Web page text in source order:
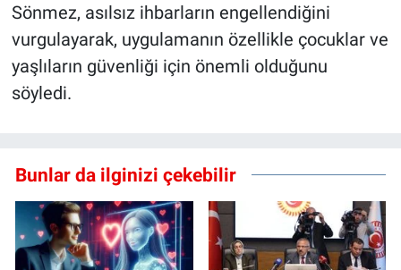
Sönmez, asılsız ihbarların engellendiğini
vurgulayarak, uygulamanın özellikle çocuklar ve
yaşlıların güvenliği için önemli olduğunu
söyledi.
Bunlar da ilginizi çekebilir